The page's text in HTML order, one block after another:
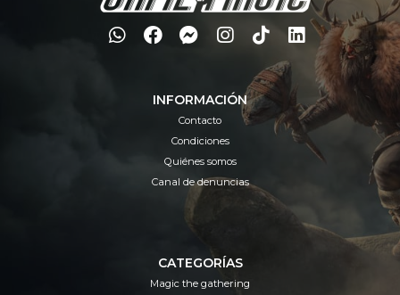
INFORMACIÓN
Contacto
Condiciones
Quiénes somos
Canal de denuncias
CATEGORÍAS
Magic the gathering